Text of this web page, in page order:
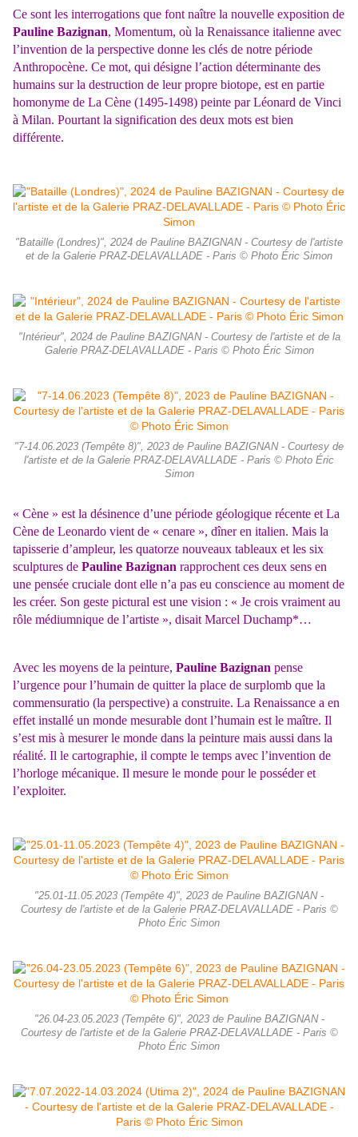
Ce sont les interrogations que font naître la nouvelle exposition de
Pauline Bazignan, Momentum, où la Renaissance italienne avec
l’invention de la perspective donne les clés de notre période
Anthropocène. Ce mot, qui désigne l’action déterminante des
humains sur la destruction de leur propre biotope, est en partie
homonyme de La Cène (1495-1498) peinte par Léonard de Vinci
à Milan. Pourtant la signification des deux mots est bien
différente.
"Bataille (Londres)", 2024 de Pauline BAZIGNAN - Courtesy de l'artiste
et de la Galerie PRAZ-DELAVALLADE - Paris © Photo Éric Simon
"Intérieur", 2024 de Pauline BAZIGNAN - Courtesy de l'artiste et de la
Galerie PRAZ-DELAVALLADE - Paris © Photo Éric Simon
"7-14.06.2023 (Tempête 8)", 2023 de Pauline BAZIGNAN - Courtesy de
l'artiste et de la Galerie PRAZ-DELAVALLADE - Paris © Photo Éric
Simon
« Cène » est la désinence d’une période géologique récente et La
Cène de Leonardo vient de « cenare », dîner en italien. Mais la
tapisserie d’ampleur, les quatorze nouveaux tableaux et les six
sculptures de Pauline Bazignan rapprochent ces deux sens en
une pensée cruciale dont elle n’a pas eu conscience au moment de
les créer. Son geste pictural est une vision : « Je crois vraiment au
rôle médiumnique de l’artiste », disait Marcel Duchamp*…
Avec les moyens de la peinture, Pauline Bazignan pense
l’urgence pour l’humain de quitter la place de surplomb que la
commensuratio (la perspective) a construite. La Renaissance a en
effet installé un monde mesurable dont l’humain est le maître. Il
s’est mis à mesurer le monde dans la peinture mais aussi dans la
réalité. Il le cartographie, il compte le temps avec l’invention de
l’horloge mécanique. Il mesure le monde pour le posséder et
l’exploiter.
"25.01-11.05.2023 (Tempête 4)", 2023 de Pauline BAZIGNAN -
Courtesy de l'artiste et de la Galerie PRAZ-DELAVALLADE - Paris ©
Photo Éric Simon
"26.04-23.05.2023 (Tempête 6)", 2023 de Pauline BAZIGNAN -
Courtesy de l'artiste et de la Galerie PRAZ-DELAVALLADE - Paris ©
Photo Éric Simon